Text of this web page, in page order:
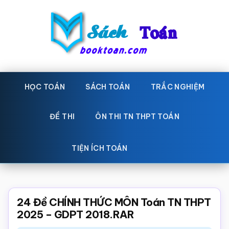
Sách
Toán
toán
Học
toán,
giáo
Toán,
trắc
HỌC TOÁN SÁCH TOÁN TRẮC NGHIỆM
ĐỀ THI ÔN THI TN THPT TOÁN
TIỆN ÍCH TOÁN
24 Đề CHÍNH THỨC MÔN Toán TN THPT
2025 – GDPT 2018.RAR